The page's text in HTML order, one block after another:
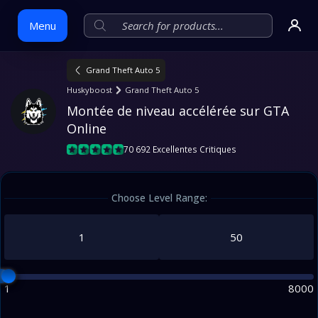
Menu
content
Grand Theft Auto 5
Huskyboost
Grand Theft Auto 5
Montée de niveau accélérée sur GTA
Online
70 692 Excellentes Critiques
Choose Level Range:
1 8000